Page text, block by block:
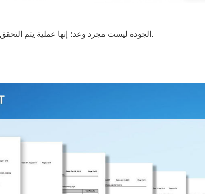
"التفاصيل تصنع الفرق" - عملية مراقبة الجودة الصارمة لدينا في FORMOR، الجودة ليست مجرد وعد؛ إنها عملية يتم التحقق منها بالبيانات.